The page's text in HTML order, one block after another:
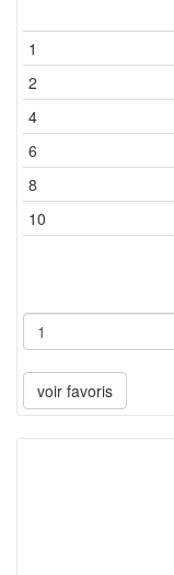
1
2
4
6
8
10
voir favoris